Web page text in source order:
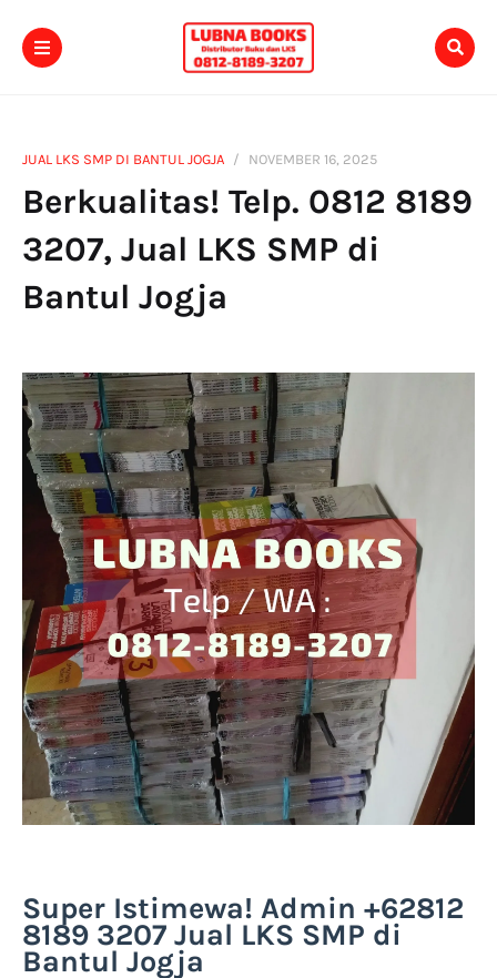
JUAL LKS SMP DI BANTUL JOGJA NOVEMBER 16, 2025
Berkualitas! Telp. 0812 8189
3207, Jual LKS SMP di
Bantul Jogja
Super Istimewa! Admin +62812
8189 3207 Jual LKS SMP di
Bantul Jogja